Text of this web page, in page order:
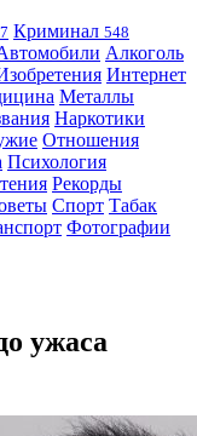
Криминал 548
Алкоголь
Интернет
Металлы
Наркотики
Отношения
Психология
Рекорды
Спорт Табак
Фотографии
ужаса